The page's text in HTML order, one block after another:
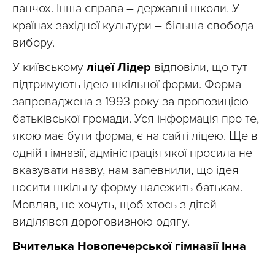
панчох. Інша справа – державні школи. У
країнах західної культури – більша свобода
вибору.
У київському ліцеї Лідер відповіли, що тут
підтримують ідею шкільної форми. Форма
запроваджена з 1993 року за пропозицією
батьківської громади. Уся інформація про те,
якою має бути форма, є на сайті ліцею. Ще в
одній гімназії, адміністрація якої просила не
вказувати назву, нам запевнили, що ідея
носити шкільну форму належить батькам.
Мовляв, не хочуть, щоб хтось з дітей
виділявся дороговизною одягу.
Вчителька Новопечерської гімназії Інна